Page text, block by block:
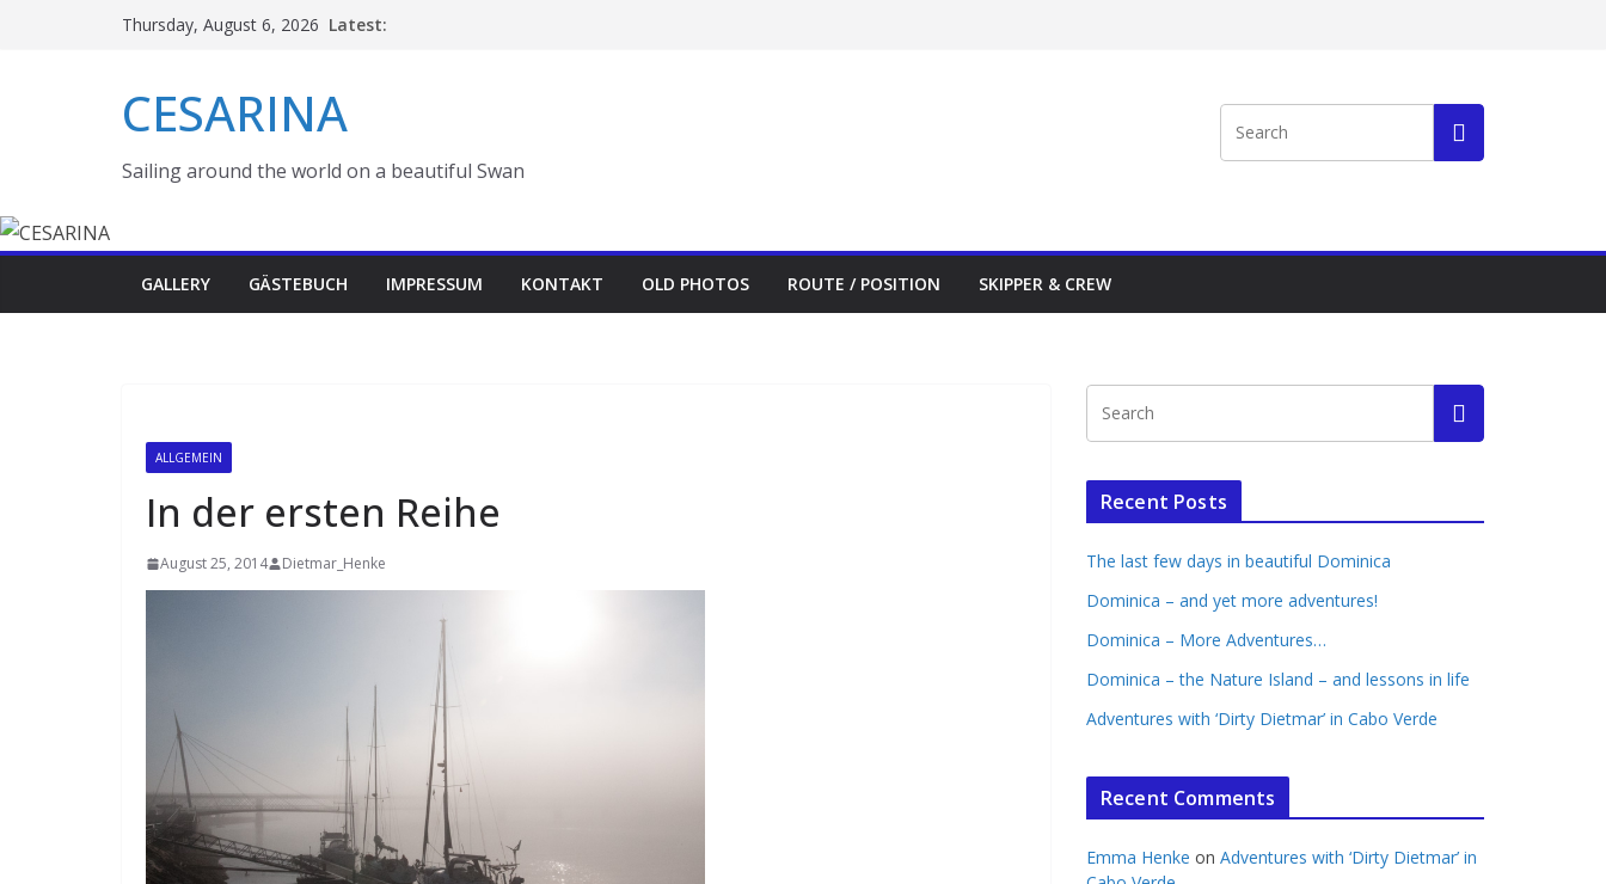
Thursday, August 6, 2026 Latest:
CESARINA
Sailing around the world on a beautiful Swan
GALLERY GÄSTEBUCH IMPRESSUM KONTAKT OLD PHOTOS ROUTE / POSITION SKIPPER & CREW
ALLGEMEIN
In der ersten Reihe
August 25, 2014 Dietmar_Henke
Recent Posts
The last few days in beautiful Dominica
Dominica – and yet more adventures!
Dominica – More Adventures…
Dominica – the Nature Island – and lessons in life
Adventures with ‘Dirty Dietmar’ in Cabo Verde
Recent Comments
Emma Henke on Adventures with ‘Dirty Dietmar’ in